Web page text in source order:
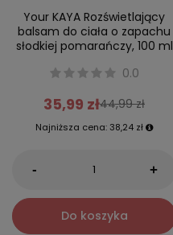
Your KAYA Rozświetlający
balsam do ciała o zapachu
słodkiej pomarańczy, 100 ml
0.0
35,99 zł44,99 zł
Najniższa cena: 38,24 zł
- +
Do koszyka